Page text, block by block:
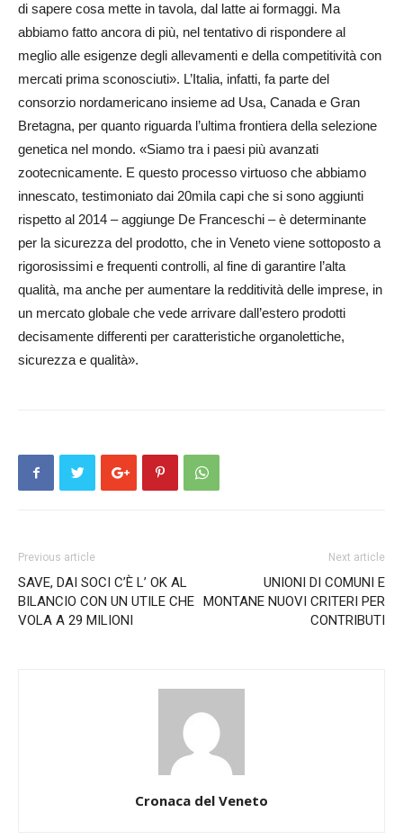
di sapere cosa mette in tavola, dal latte ai formaggi. Ma
abbiamo fatto ancora di più, nel tentativo di rispondere al
meglio alle esigenze degli allevamenti e della competitività con
mercati prima sconosciuti». L’Italia, infatti, fa parte del
consorzio nordamericano insieme ad Usa, Canada e Gran
Bretagna, per quanto riguarda l’ultima frontiera della selezione
genetica nel mondo. «Siamo tra i paesi più avanzati
zootecnicamente. E questo processo virtuoso che abbiamo
innescato, testimoniato dai 20mila capi che si sono aggiunti
rispetto al 2014 – aggiunge De Franceschi – è determinante
per la sicurezza del prodotto, che in Veneto viene sottoposto a
rigorosissimi e frequenti controlli, al fine di garantire l’alta
qualità, ma anche per aumentare la redditività delle imprese, in
un mercato globale che vede arrivare dall’estero prodotti
decisamente differenti per caratteristiche organolettiche,
sicurezza e qualità».
Previous article
SAVE, DAI SOCI C’È L’ OK AL
BILANCIO CON UN UTILE CHE
VOLA A 29 MILIONI
Next article
UNIONI DI COMUNI E
MONTANE NUOVI CRITERI PER
CONTRIBUTI
Cronaca del Veneto